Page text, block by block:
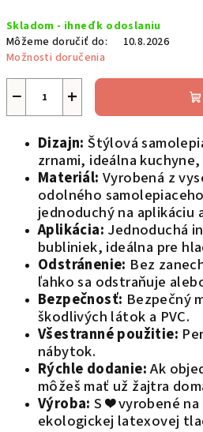
cena:
Skladom - ihneď k odoslaniu
Môžeme doručiť do:
10.8.2026
Možnosti doručenia
+
−
Dizajn:Štýlová
zrnami, ideálna
Materiál: Vyrobená z
odolného
jednoduchý na aplikáciu
Aplikácia: Jednoduchá
bubliniek, ideálna pre
Odstránenie: Bez
ľahko sa odstraňuje
Bezpečnosť: Bezpečný
škodlivých látok a PVC.
Všestranné použitie:
nábytok.
Rýchle dodanie:Ak
môžeš mať už žajtra
Výroba: S ❤️ vyrobené
ekologickej latexovej